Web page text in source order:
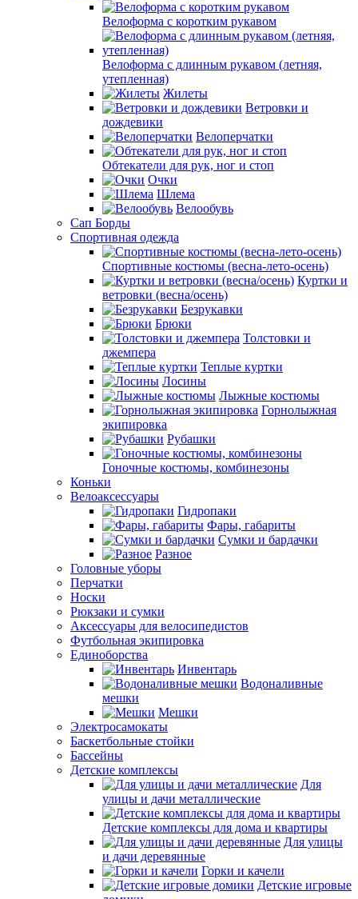
Велоформа с коротким рукавом
Велоформа с длинным рукавом (летняя,
утепленная)
Жилеты
Ветровки и
дождевики
Велоперчатки
Обтекатели для рук, ног и стоп
Очки
Шлема
Велообувь
Сап Борды
Спортивная одежда
Спортивные костюмы (весна-лето-осень)
Куртки и
ветровки (весна/осень)
Безрукавки
Брюки
Толстовки и
джемпера
Теплые куртки
Лосины
Лыжные костюмы
Горнолыжная
экипировка
Рубашки
Гоночные костюмы, комбинезоны
Коньки
Велоаксессуары
Гидропаки
Фары, габариты
Сумки и бардачки
Разное
Головные уборы
Перчатки
Носки
Рюкзаки и сумки
Аксессуары для велосипедистов
Футбольная экипировка
Единоборства
Инвентарь
Водоналивные
мешки
Мешки
Электросамокаты
Баскетбольные стойки
Бассейны
Детские комплексы
Для
улицы и дачи металлические
Детские комплексы для дома и квартиры
Для улицы
и дачи деревянные
Горки и качели
Детские игровые